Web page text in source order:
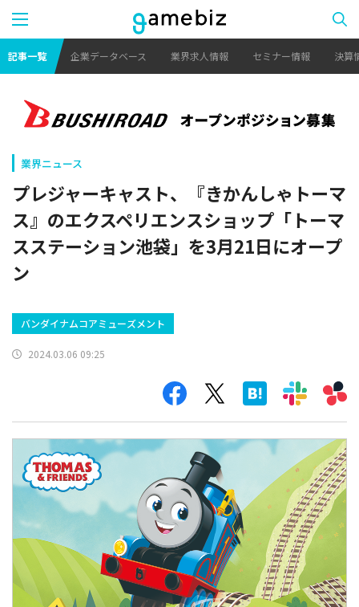
記事一覧 企業データベース 業界求人情報 セミナー情報 決算
業界ニュース
プレジャーキャスト、『きかんしゃトーマ
ス』のエクスペリエンスショップ「トーマ
スステーション池袋」を3月21日にオープ
ン
バンダイナムコアミューズメント
2024.03.06 09:25